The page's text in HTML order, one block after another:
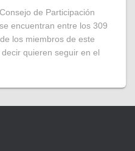
de Participación
encuentran entre los 309
los miembros de este
quieren seguir en el